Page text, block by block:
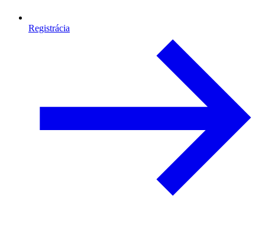
Registrácia